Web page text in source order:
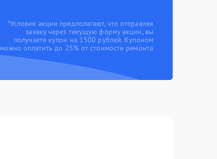
*Условия акции предполагают, что отправляя
заявку через текущую форму акции, вы
получаете купон на 1500 рублей. Купоном
можно оплатить до 25% от стоимости ремонта